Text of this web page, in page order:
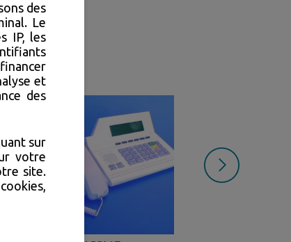
des
Le
IP, les
et
des
sur
votre
site.